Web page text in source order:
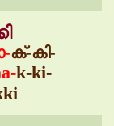
ക്-കി-
k-ki-